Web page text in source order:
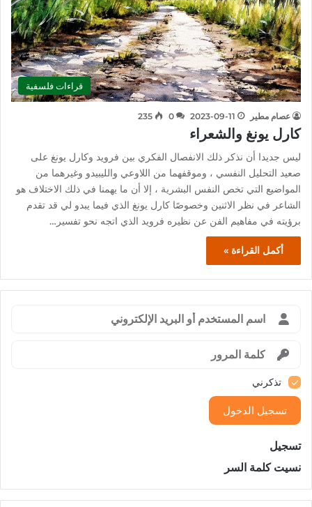
قراءات فلسفية
عصام مطير 2023-09-11
0
235
كارل يونغ والشعراء
ليس جديدا أن نذكر ذلك الانفصال الفكري بين فرويد وكارل يونغ على
صعيد التحليل النفسي ، وموقفهما من اللاوعي والليبيدو وغيرهما من
المواضيع التي تخص النفس البشرية ، إلا أن ما يهمنا في ذلك الاختلاف هو
الشاعر في نظر الاثنين وخصوصًا كارل يونغ الذي فيما يبدو لي قد تقدم
برؤيته في مفاهيم الفن عن نظيره فرويد الذي اتجه نحو تفسير…
أكمل القراءة »
تذكرني
تسجيل الدخول
تسجيل
نسيت كلمة السر